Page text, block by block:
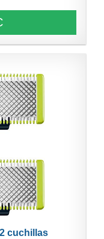
cuchillas